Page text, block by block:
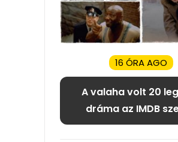
16 ÓRA AGO
A valaha volt 20
dráma az IMDB